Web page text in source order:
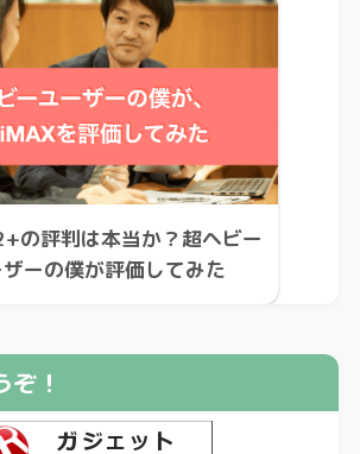
の評判は本当か？超ヘビー
ーの僕が評価してみた
！